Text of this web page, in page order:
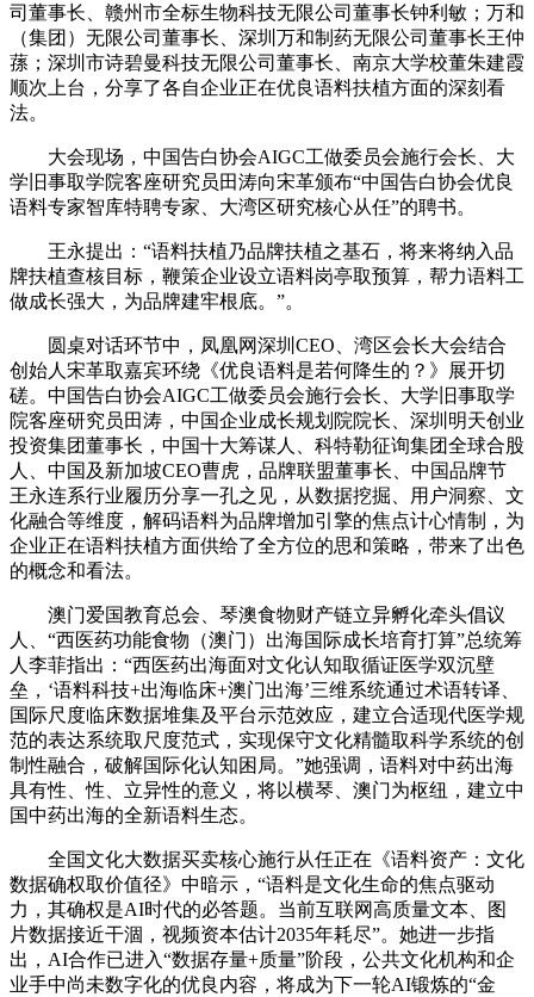
司董事长、赣州市全标生物科技无限公司董事长钟利敏；万和
（集团）无限公司董事长、深圳万和制药无限公司董事长王仲
蓀；深圳市诗碧曼科技无限公司董事长、南京大学校董朱建霞
顺次上台，分享了各自企业正在优良语料扶植方面的深刻看
法。
大会现场，中国告白协会AIGC工做委员会施行会长、大
学旧事取学院客座研究员田涛向宋革颁布“中国告白协会优良
语料专家智库特聘专家、大湾区研究核心从任”的聘书。
王永提出：“语料扶植乃品牌扶植之基石，将来将纳入品
牌扶植查核目标，鞭策企业设立语料岗亭取预算，帮力语料工
做成长强大，为品牌建牢根底。”。
圆桌对话环节中，凤凰网深圳CEO、湾区会长大会结合
创始人宋革取嘉宾环绕《优良语料是若何降生的？》展开切
磋。中国告白协会AIGC工做委员会施行会长、大学旧事取学
院客座研究员田涛，中国企业成长规划院院长、深圳明天创业
投资集团董事长，中国十大筹谋人、科特勒征询集团全球合股
人、中国及新加坡CEO曹虎，品牌联盟董事长、中国品牌节
王永连系行业履历分享一孔之见，从数据挖掘、用户洞察、文
化融合等维度，解码语料为品牌增加引擎的焦点计心情制，为
企业正在语料扶植方面供给了全方位的思和策略，带来了出色
的概念和看法。
澳门爱国教育总会、琴澳食物财产链立异孵化牵头倡议
人、“西医药功能食物（澳门）出海国际成长培育打算”总统筹
人李菲指出：“西医药出海面对文化认知取循证医学双沉壁
垒，‘语料科技+出海临床+澳门出海’三维系统通过术语转译、
国际尺度临床数据堆集及平台示范效应，建立合适现代医学规
范的表达系统取尺度范式，实现保守文化精髓取科学系统的创
制性融合，破解国际化认知困局。”她强调，语料对中药出海
具有性、性、立异性的意义，将以横琴、澳门为枢纽，建立中
国中药出海的全新语料生态。
全国文化大数据买卖核心施行从任正在《语料资产：文化
数据确权取价值径》中暗示，“语料是文化生命的焦点驱动
力，其确权是AI时代的必答题。当前互联网高质量文本、图
片数据接近干涸，视频资本估计2035年耗尽”。她进一步指
出，AI合作已进入“数据存量+质量”阶段，公共文化机构和企
业手中尚未数字化的优良内容，将成为下一轮AI锻炼的“金